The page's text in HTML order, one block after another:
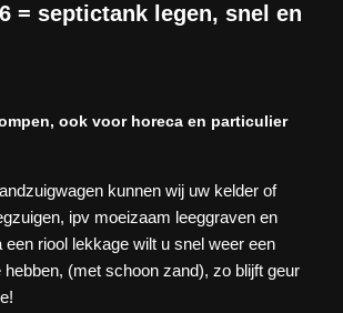
= septictank legen, snel en
ook voor horeca en particulier
kunnen wij uw kelder of
ipv moeizaam leeggraven en
een riool lekkage wilt u snel weer een
(met schoon zand), zo blijft geur